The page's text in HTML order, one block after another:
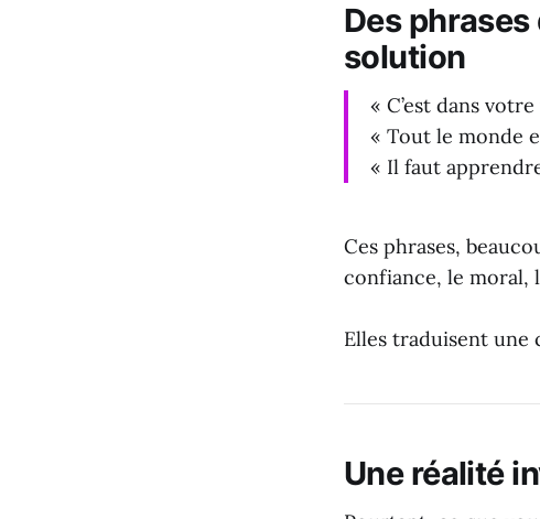
Des
solution
« C’est dans
« Tout le monde
« Il faut
Ces phrases,
confiance, le moral,
Elles traduisent une
Une réalité